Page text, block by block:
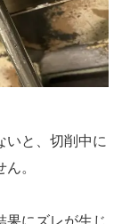
いと、切削中に
。
果にズレが生じ